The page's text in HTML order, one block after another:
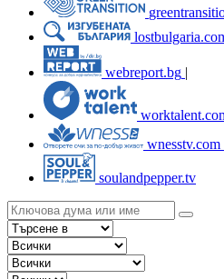
webreport.bg
wnesstv.com
soulandpepper.tv